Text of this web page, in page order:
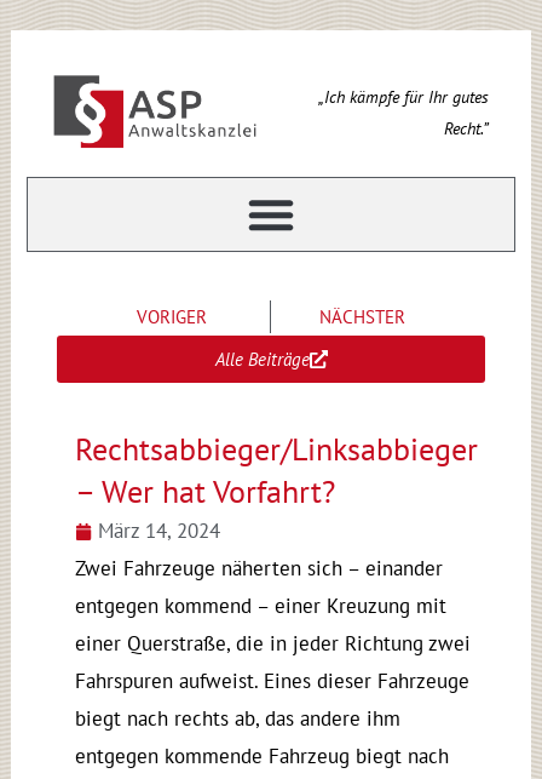
Zum
Inhalt
springen
„Ich kämpfe für Ihr gutes
Recht.”
VORIGER
NÄCHSTER
Alle Beiträge
Rechtsabbieger/Linksabbieger
– Wer hat Vorfahrt?
März 14, 2024
Zwei Fahrzeuge näherten sich – einander
entgegen kommend – einer Kreuzung mit
einer Querstraße, die in jeder Richtung zwei
Fahrspuren aufweist. Eines dieser Fahrzeuge
biegt nach rechts ab, das andere ihm
entgegen kommende Fahrzeug biegt nach